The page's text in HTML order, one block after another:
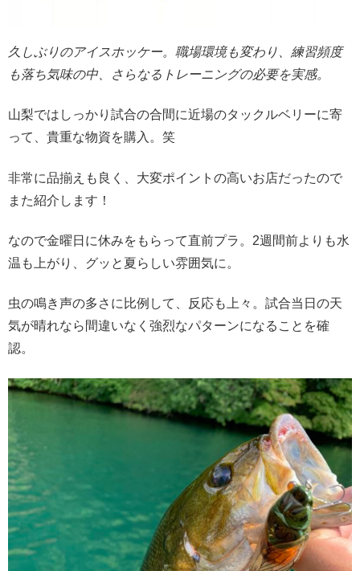
久しぶりのアイスホッケー。職場環境も変わり、練習頻度
も落ち気味の中、さらなるトレーニングの必要を実感。
山梨ではしっかり試合の合間に近場のタックルベリーに寄
って、貴重な物資を購入。笑
非常に品揃えも良く、大変ポイントの高いお店だったので
また紹介します！
なので金曜日に休みをもらって直前プラ。2週間前よりも水
温も上がり、グッと夏らしい雰囲気に。
虫の鳴き声の多さに比例して、反応も上々。試合当日の天
気が晴れなら間違いなく強烈なパターンになることを確
認。